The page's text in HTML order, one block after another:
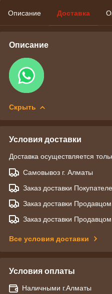
Описание Доставка
Описание
Скрыть
Условия доставки
Доставка осуществляется
Самовывоз г. Алматы
Заказ доставки
Заказ доставки
Заказ доставки
Все условия доставки
Условия оплаты
Наличными г.Алматы